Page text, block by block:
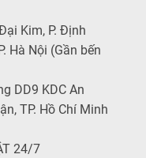
Kim, P. Định
Hà Nội (Gần bến
DD9 KDC An
TP. Hồ Chí Minh
24/7